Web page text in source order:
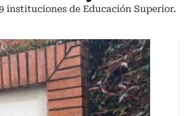
instituciones de Educación Superior.